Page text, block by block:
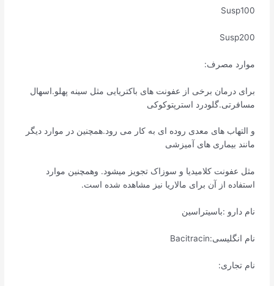
Susp100
Susp200
موارد مصرف:
برای درمان برخی از عفونت های باکتریایی مثل سینه پهلو.اسهال
مسافرتی.گلودرد استرپتوکوکی
و التهاب های معدی روده ای به کار می رود.همچنین در موارد دیگر
مانند بیماری های آمیزشی
مثل عفونت کلامیدیا و سوزاک تجویز میشود. وهمچنین موارد
استفاده از آن برای مالاریا نیز مشاهده شده است.
نام دارو :باسیتراسین
نام انگلیسی:Bacitracin
نام تجاری: